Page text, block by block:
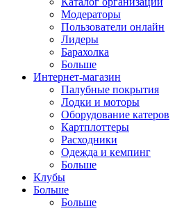
Модераторы
Пользователи онлайн
Лидеры
Барахолка
Больше
Интернет-магазин
Палубные покрытия
Лодки и моторы
Оборудование катеров
Картплоттеры
Расходники
Одежда и кемпинг
Больше
Клубы
Больше
Больше